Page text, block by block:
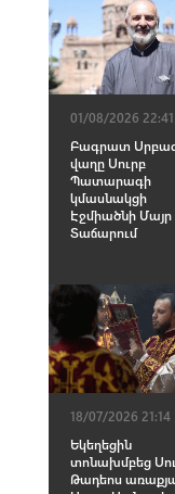
01/08/2026 22:41
Բագրատ
վաղը Սուրբ
Պատարագի
կմասնակցի
Էջմիածնի Մայր
Տաճարում
18/07/2026 21:14
Եկեղեցին
տոնախմբեց
Թադեոս